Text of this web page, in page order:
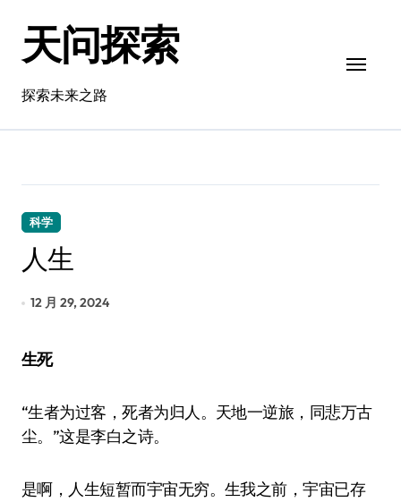
天问探索
探索未来之路
科学
人生
12 月 29, 2024
生死
“生者为过客，死者为归人。天地一逆旅，同悲万古
尘。”这是李白之诗。
是啊，人生短暂而宇宙无穷。生我之前，宇宙已存